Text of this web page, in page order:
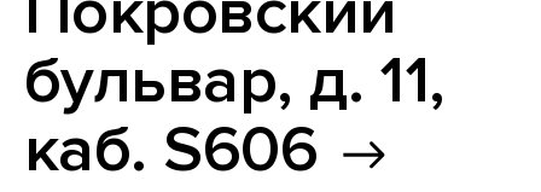
бульвар, д. 11,
каб. S606